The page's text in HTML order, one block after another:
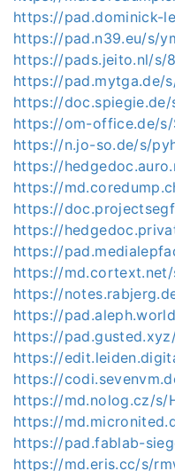
https://pad.dominick-
https://pad.n39.eu/s/
https://pads.jeito.nl/s/
https://pad.mytga.de/
https://doc.spiegie.de/
https://om-office.de/s/
https://n.jo-so.de/s/
https://
https://
https://
https://
https://
https://md.cortext.net/
https://
https://
https://
https://
https://
https://md.nolog.cz/s/
https://
https://pad.fablab-
https://md.eris.cc/s/